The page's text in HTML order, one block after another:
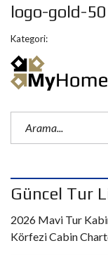
logo-gold-50
Kategori:
Güncel Tur
2026 Mavi Tur
Körfezi Cabin